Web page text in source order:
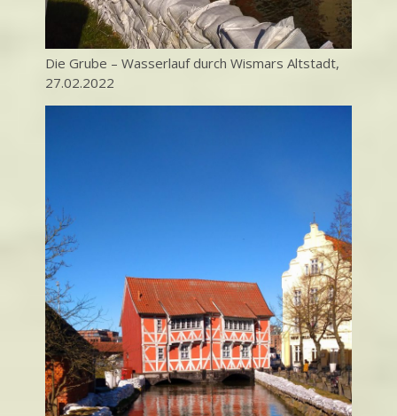
Die Grube – Wasserlauf durch Wismars Altstadt,
27.02.2022